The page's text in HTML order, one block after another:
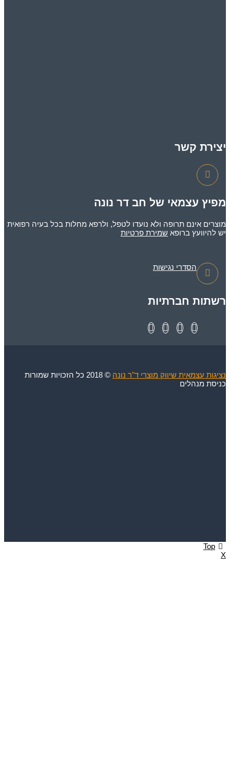
קשר
עצמאי של חב דר נונה
אינם תרופה ולא נועדו לטפל, ולרפא מחלות בכל בעיה רפואית
ברופאשמירת פרטיות
הסדרי נגישות
חברתיות
עצמאית שיווק מוצרי ד"ר נונה© 2018 כל הזכויות שמורות
מנהלים